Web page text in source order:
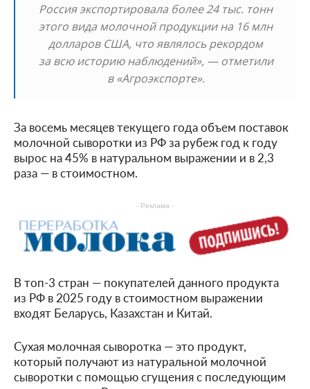
Россия экспортировала более 24 тыс. тонн
этого вида молочной продукции на 16 млн
долларов США, что являлось рекордом
за всю историю наблюдений», — отметили
в «Агроэкспорте».
За восемь месяцев текущего года объем поставок
молочной сыворотки из РФ за рубеж год к году
вырос на 45% в натуральном выражении и в 2,3
раза — в стоимостном.
- Реклама -
В топ-3 стран — покупателей данного продукта
из РФ в 2025 году в стоимостном выражении
входят Беларусь, Казахстан и Китай.
Сухая молочная сыворотка — это продукт,
который получают из натуральной молочной
сыворотки с помощью сгущения с последующим